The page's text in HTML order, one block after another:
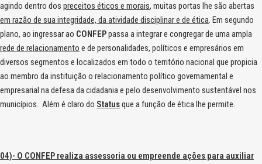
agindo dentro dos preceitos éticos e morais, muitas portas lhe são abertas
em razão de sua integridade, da atividade disciplinar e de ética. Em segundo
plano, ao ingressar ao CONFEPpassa a integrar e congregar de uma ampla
rede de relacionamento e de personalidades, políticos e empresários em
diversos segmentos e localizados em todo o território nacional que propicia
ao membro da instituição o relacionamento político governamental e
empresarial na defesa da cidadania e pelo desenvolvimento sustentável nos
municípios. Além é claro do Statusque a função de ética lhe permite.
04)- O CONFEP realiza assessoria ou empreende ações para auxiliar